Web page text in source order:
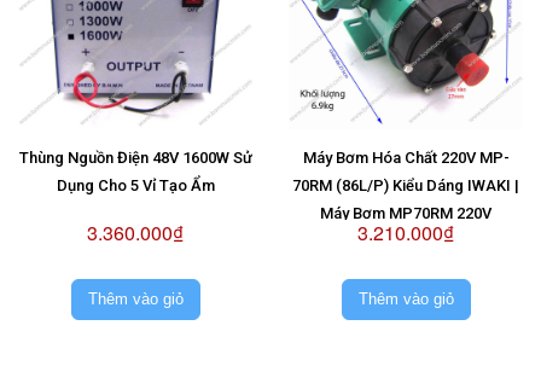
Thùng Nguồn Điện 48V 1600W Sử
Dụng Cho 5 Vỉ Tạo Ẩm
3.360.000₫
Thêm vào giỏ
Máy Bơm Hóa Chất 220V MP-
70RM (86L/P) Kiểu Dáng IWAKI |
Máy Bơm MP70RM 220V
3.210.000₫
Thêm vào giỏ